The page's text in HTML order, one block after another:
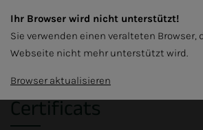
Certificats
Ihr Browser wird nicht unterstützt!
Sie verwenden einen veralteten Browser,
Webseite nicht mehr unterstützt wird.
Browser aktualisieren